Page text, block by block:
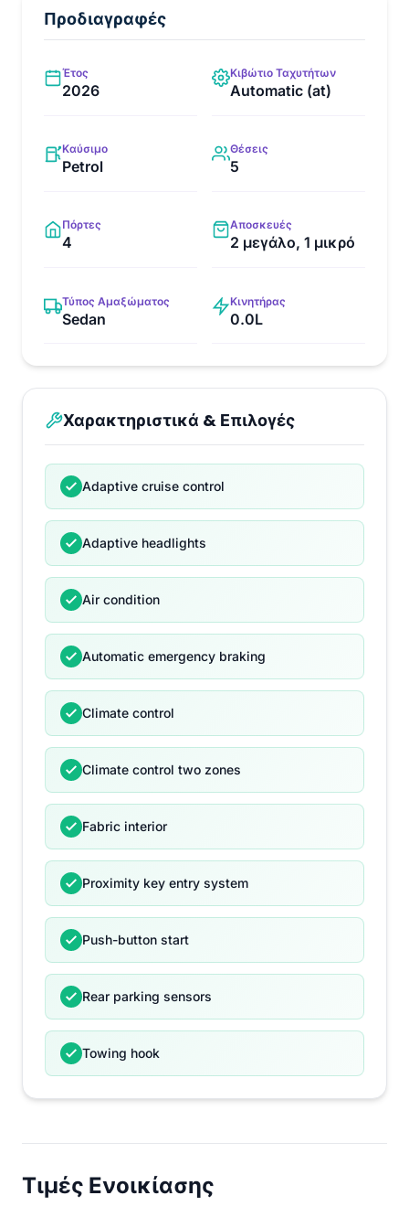
Προδιαγραφές
Έτος
2026
Κιβώτιο Ταχυτήτων
Automatic (at)
Καύσιμο
Petrol
Θέσεις
5
Πόρτες
4
Αποσκευές
2 μεγάλο, 1 μικρό
Τύπος Αμαξώματος
Sedan
Κινητήρας
0.0L
Χαρακτηριστικά & Επιλογές
Adaptive cruise control
Adaptive headlights
Air condition
Automatic emergency braking
Climate control
Climate control two zones
Fabric interior
Proximity key entry system
Push-button start
Rear parking sensors
Towing hook
Τιμές Ενοικίασης